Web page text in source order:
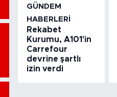
GÜNDEM
HABERLERI
Rekabet
Kurumu, A101'in
Carrefour
devrine şartlı
izin verdi